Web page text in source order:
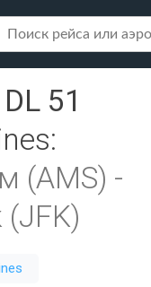
DL 51
:
(AMS) -